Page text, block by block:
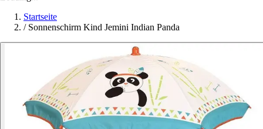
Startseite
/ Sonnenschirm Kind Jemini Indian Panda